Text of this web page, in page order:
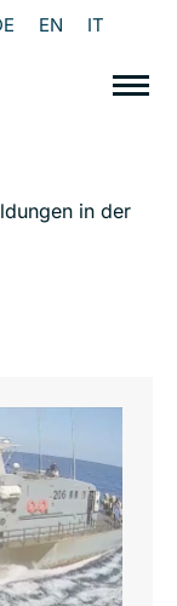
EN IT
in der